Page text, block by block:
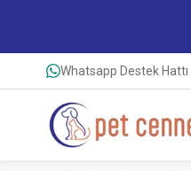
Whatsapp Destek Hattı